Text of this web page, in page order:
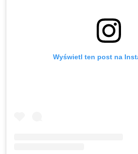
Wyświetl ten post na